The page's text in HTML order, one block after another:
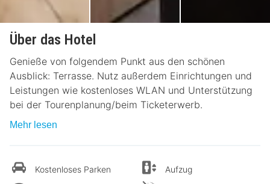
Über das Hotel
Genieße von folgendem Punkt aus den schönen
Ausblick: Terrasse. Nutz außerdem Einrichtungen und
Leistungen wie kostenloses WLAN und Unterstützung
bei der Tourenplanung/beim Ticketerwerb.
Mehr lesen
Kostenloses Parken
Aufzug